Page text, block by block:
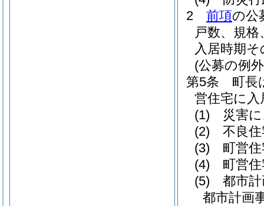
2
前項の公
戸数、規
入居時期
(公募の例
第5条
町長
営住宅に
(1)
災害
(2)
不良
(3)
町営
(4)
町営
(5)
都市
都市計画